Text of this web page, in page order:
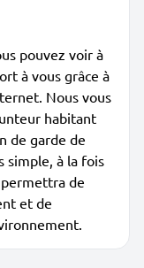
pouvez voir à
à vous grâce à
Nous vous
habitant
de garde de
simple, à la fois
de
et de